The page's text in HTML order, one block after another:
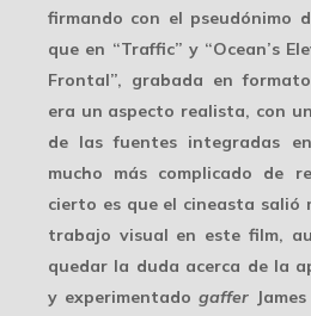
firmando con el pseudónimo
que en “Traffic” y “Ocean’s
Frontal”, grabada en
era un aspecto realista, con
de las fuentes integradas
mucho más complicado de
cierto es que el cineasta salió
trabajo visual en este film,
quedar la duda acerca de la
y experimentado gaffer